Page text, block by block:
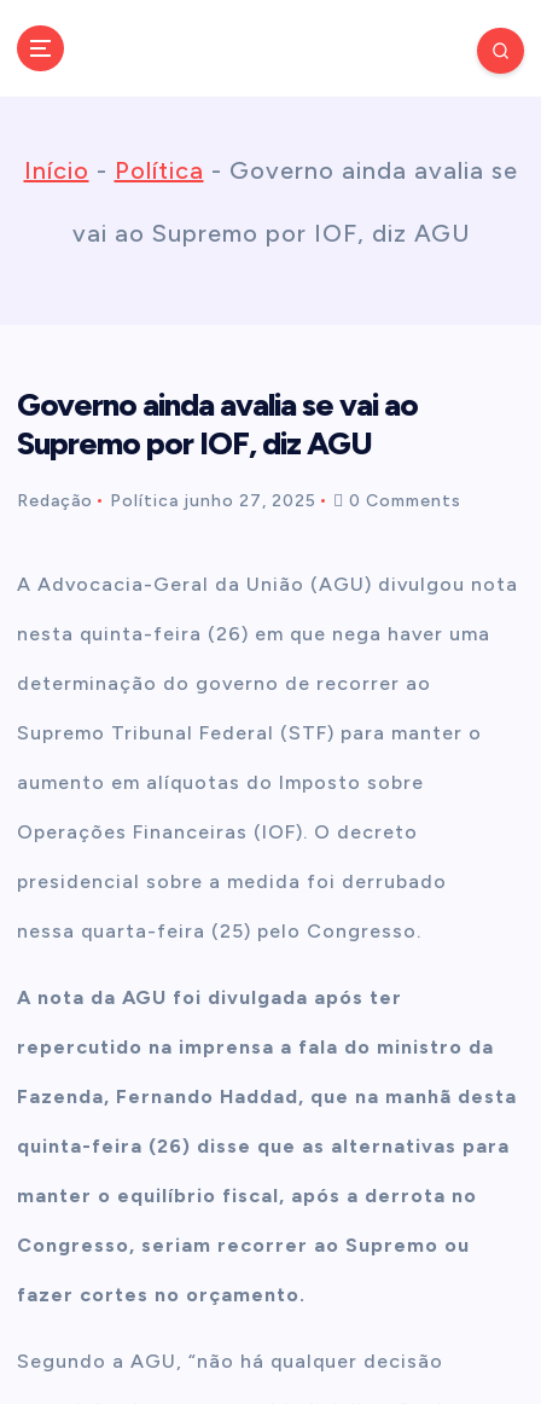
Início - Política - Governo ainda avalia se
vai ao Supremo por IOF, diz AGU
Governo ainda avalia se vai ao
Supremo por IOF, diz AGU
Redação Política junho 27, 2025 0 Comments
A Advocacia-Geral da União (AGU) divulgou nota
nesta quinta-feira (26) em que nega haver uma
determinação do governo de recorrer ao
Supremo Tribunal Federal (STF) para manter o
aumento em alíquotas do Imposto sobre
Operações Financeiras (IOF). O decreto
presidencial sobre a medida foi derrubado
nessa quarta-feira (25) pelo Congresso.
A nota da AGU foi divulgada após ter
repercutido na imprensa a fala do ministro da
Fazenda, Fernando Haddad, que na manhã desta
quinta-feira (26) disse que as alternativas para
manter o equilíbrio fiscal, após a derrota no
Congresso, seriam recorrer ao Supremo ou
fazer cortes no orçamento.
Segundo a AGU, “não há qualquer decisão